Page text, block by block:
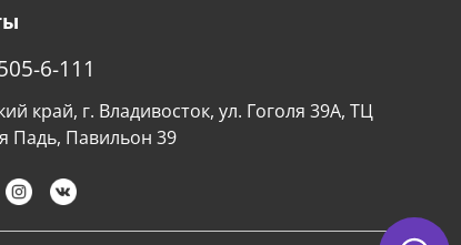
6-111
край, г. Владивосток, ул. Гоголя 39А, ТЦ
Падь, Павильон 39